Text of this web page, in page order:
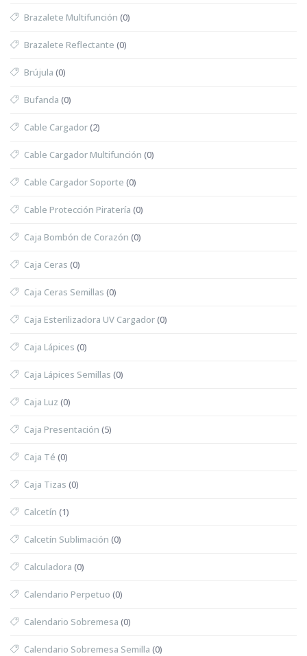
Brazalete Multifunción (0)
Brazalete Reflectante (0)
Brújula (0)
Bufanda (0)
Cable Cargador(2)
Cable Cargador Multifunción (0)
Cable Cargador Soporte (0)
Cable Protección Piratería (0)
Caja Bombón de Corazón (0)
Caja Ceras (0)
Caja Ceras Semillas (0)
Caja Esterilizadora UV Cargador(0)
Caja Lápices (0)
Caja Lápices Semillas (0)
Caja Luz (0)
Caja Presentación (5)
Caja Té (0)
Caja Tizas (0)
Calcetín (1)
Calcetín Sublimación (0)
Calculadora (0)
Calendario Perpetuo (0)
Calendario Sobremesa (0)
Calendario Sobremesa Semilla (0)